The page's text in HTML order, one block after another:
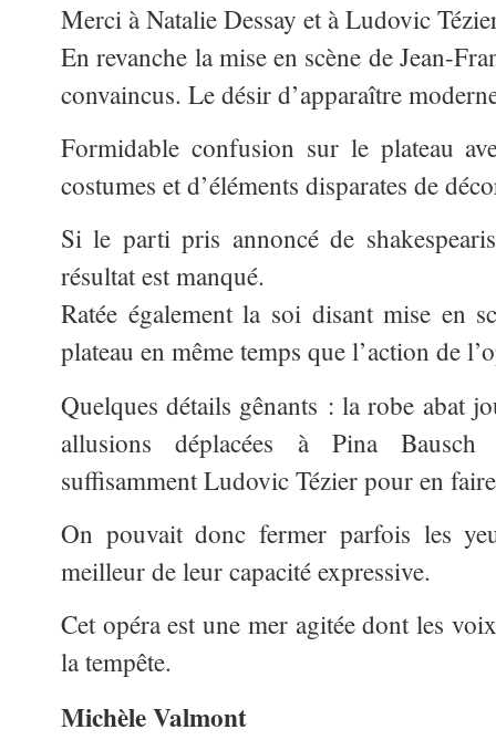
Merci à Natalie Dessay et à Ludovic
En revanche la mise en scène de Jean-
convaincus. Le désir d’apparaître
Formidable confusion sur le plateau
costumes et d’éléments disparates de
Si le parti pris annoncé de
résultat est manqué.
Ratée également la soi disant mise en
plateau en même temps que l’action de
Quelques détails gênants : la robe abat
allusions déplacées à Pina
suffisamment Ludovic Tézier pour en
On pouvait donc fermer parfois les
meilleur de leur capacité expressive.
Cet opéra est une mer agitée dont les
la tempête.
Michèle Valmont